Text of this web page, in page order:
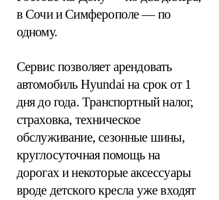
в Сочи и Симферополе — по
одному.
Сервис позволяет арендовать
автомобиль Hyundai на срок от 1
дня до года. Транспортный налог,
страховка, техническое
обслуживание, сезонные шины,
круглосуточная помощь на
дорогах и некоторые аксессуары
вроде детского кресла уже входят